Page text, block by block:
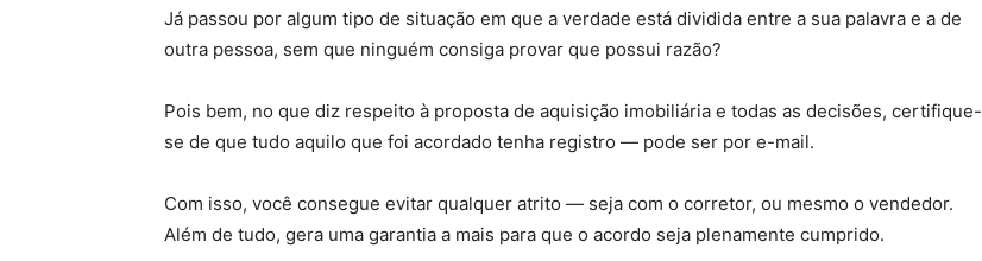
Já passou por algum tipo de situação em que a verdade está dividida entre a sua palavra e a de
outra pessoa, sem que ninguém consiga provar que possui razão?
Pois bem, no que diz respeito à proposta de aquisição imobiliária e todas as decisões, certifique-
se de que tudo aquilo que foi acordado tenha registro — pode ser por e-mail.
Com isso, você consegue evitar qualquer atrito — seja com o corretor, ou mesmo o vendedor.
Além de tudo, gera uma garantia a mais para que o acordo seja plenamente cumprido.